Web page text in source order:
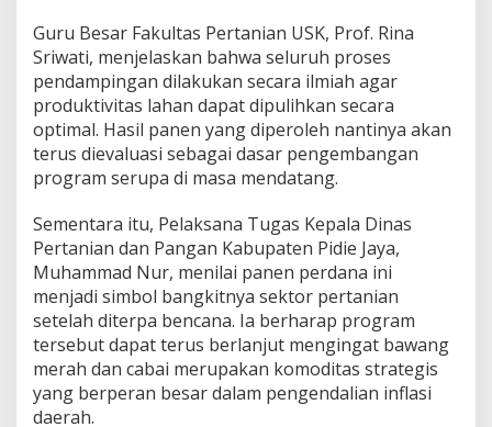
Guru Besar Fakultas Pertanian USK, Prof. Rina
Sriwati, menjelaskan bahwa seluruh proses
pendampingan dilakukan secara ilmiah agar
produktivitas lahan dapat dipulihkan secara
optimal. Hasil panen yang diperoleh nantinya akan
terus dievaluasi sebagai dasar pengembangan
program serupa di masa mendatang.
Sementara itu, Pelaksana Tugas Kepala Dinas
Pertanian dan Pangan Kabupaten Pidie Jaya,
Muhammad Nur, menilai panen perdana ini
menjadi simbol bangkitnya sektor pertanian
setelah diterpa bencana. Ia berharap program
tersebut dapat terus berlanjut mengingat bawang
merah dan cabai merupakan komoditas strategis
yang berperan besar dalam pengendalian inflasi
daerah.